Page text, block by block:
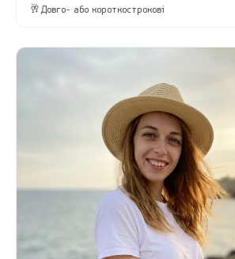
🥂 Довго- або короткострокові